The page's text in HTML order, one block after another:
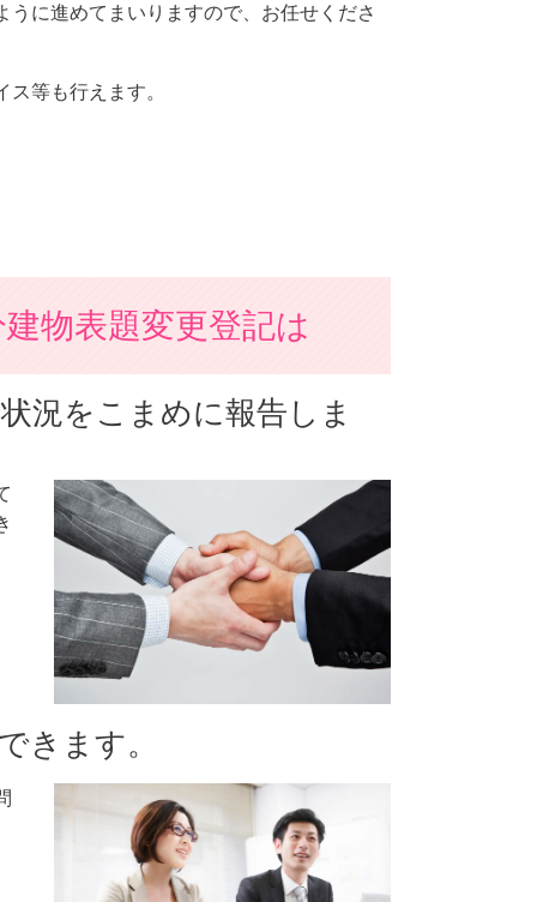
に進めてまいりますので、お任せくださ
等も行えます。
物表題変更登記は
況をこまめに報告しま
きます。